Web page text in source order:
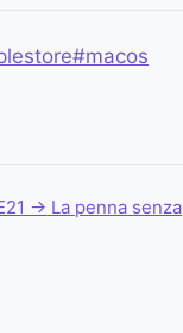
#macos
→ La penna senza